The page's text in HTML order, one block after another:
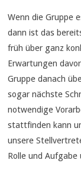
Wenn die Gruppe
dann ist das
früh über ganz
Erwartungen
Gruppe danach
sogar nächste
notwendige
stattfinden kann
unsere
Rolle und